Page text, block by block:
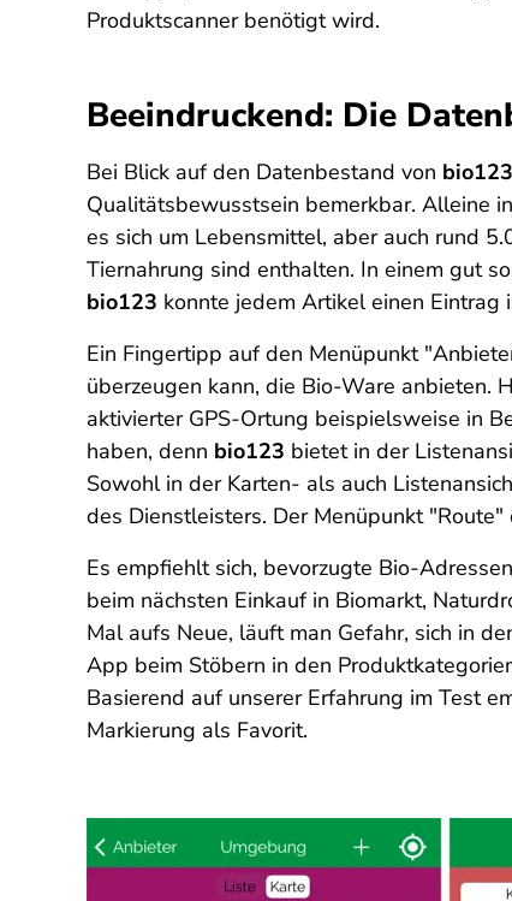
Produktscanner benötigt wird.
Beeindruckend: Die
Bei Blick auf den Datenbestand von bio123
Qualitätsbewusstsein bemerkbar. Alleine
es sich um Lebensmittel, aber auch rund
Tiernahrung sind enthalten. In einem gut
bio123 konnte jedem Artikel einen Eintrag
Ein Fingertipp auf den Menüpunkt
überzeugen kann, die Bio-Ware anbieten.
aktivierter GPS-Ortung beispielsweise in
haben, denn bio123 bietet in der
Sowohl in der Karten- als auch
des Dienstleisters. Der Menüpunkt
Es empfiehlt sich, bevorzugte Bio-
beim nächsten Einkauf in Biomarkt,
Mal aufs Neue, läuft man Gefahr, sich in
App beim Stöbern in den
Basierend auf unserer Erfahrung im Test
Markierung als Favorit.